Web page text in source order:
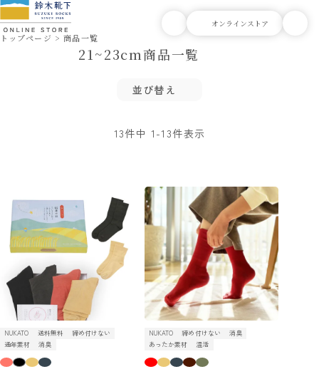
トップページ 商品一覧
21~23cm商品一覧
並び替え
13件中 1 -13件表示
NUKATO 送料無料
締め付けない
通年素材
消臭
NUKATO 締め付けない
消臭
あったか素材
温活